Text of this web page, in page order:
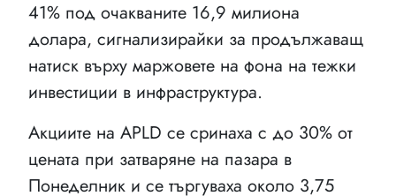
41% под очакваните 16,9 милиона
долара, сигнализирайки за продължаващ
натиск върху маржовете на фона на тежки
инвестиции в инфраструктура.
Акциите на APLD се сринаха с до 30% от
цената при затваряне на пазара в
Понеделник и се търгуваха около 3,75